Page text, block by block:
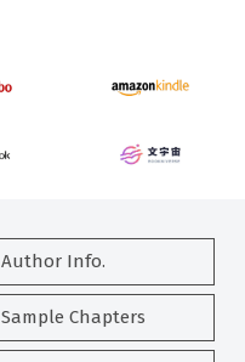
Author Info.
Sample Chapters